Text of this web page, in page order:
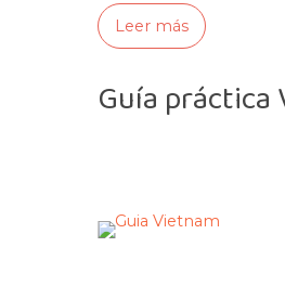
son insuficientes.
devotos del
Leer más
Guía práctica